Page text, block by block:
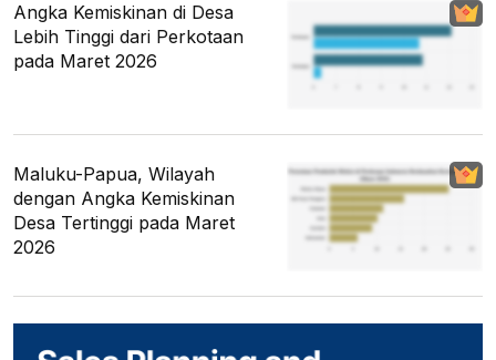
Angka Kemiskinan di Desa
Lebih Tinggi dari Perkotaan
pada Maret 2026
Maluku-Papua, Wilayah
dengan Angka Kemiskinan
Desa Tertinggi pada Maret
2026